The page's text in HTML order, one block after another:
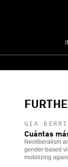
GIA
Cuántas
Neoliberalism
gender-based
mobilizing